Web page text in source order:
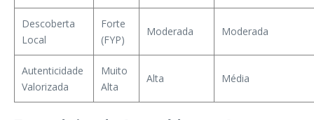
Descoberta
Local
Forte
(FYP)
Moderada Moderada
Autenticidade
Valorizada
Muito
Alta
Alta Média